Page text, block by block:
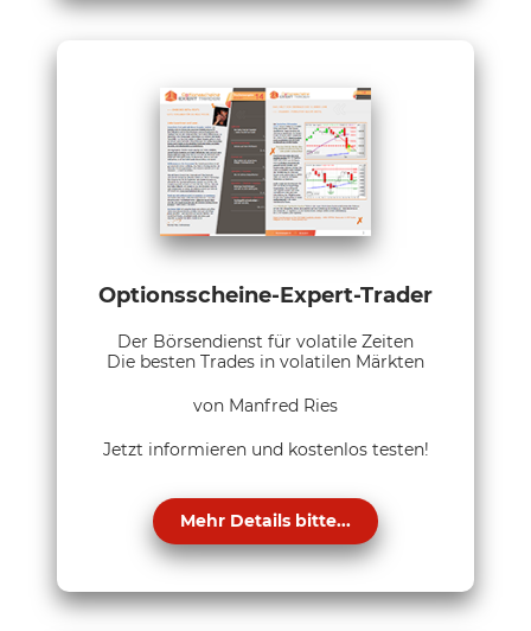
Optionsscheine-Expert-Trader
Der Börsendienst für volatile Zeiten
Die besten Trades in volatilen Märkten
von Manfred Ries
Jetzt informieren und kostenlos testen!
Mehr Details bitte...